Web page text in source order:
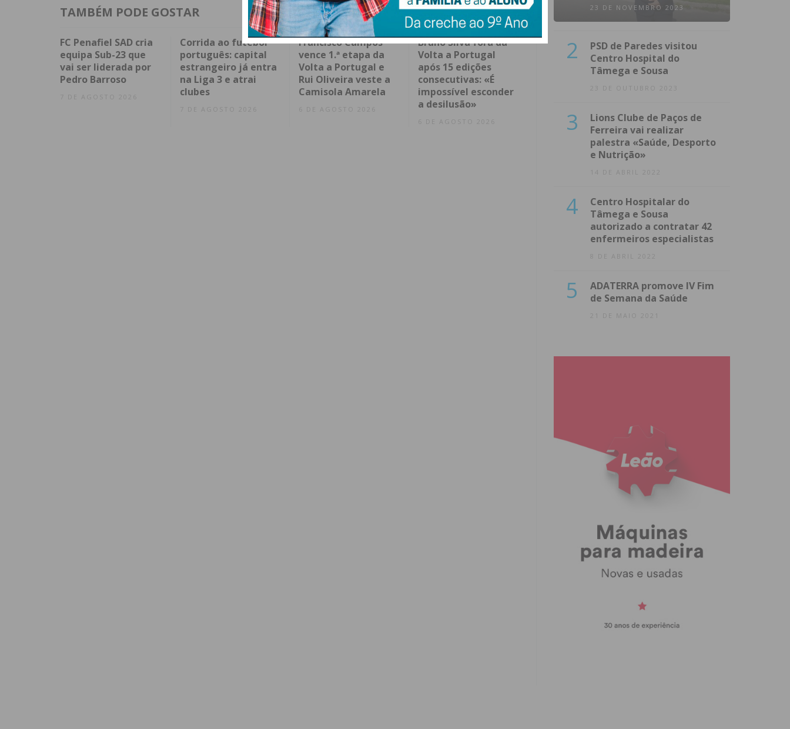
TAMBÉM PODE GOSTAR
FC Penafiel SAD cria
equipa Sub-23 que
vai ser liderada por
Pedro Barroso
7 DE AGOSTO 2026
Corrida ao futebol
português: capital
estrangeiro já entra
na Liga 3 e atrai
clubes
7 DE AGOSTO 2026
Francisco Campos
vence 1.ª etapa da
Volta a Portugal e
Rui Oliveira veste a
Camisola Amarela
6 DE AGOSTO 2026
Bruno Silva fora da
Volta a Portugal
após 15 edições
consecutivas: «É
impossível esconder
a desilusão»
6 DE AGOSTO 2026
23 DE NOVEMBRO 2023
2
PSD de Paredes visitou
Centro Hospital do
Tâmega e Sousa
23 DE OUTUBRO 2023
3
Lions Clube de Paços de
Ferreira vai realizar
palestra «Saúde, Desporto
e Nutrição»
14 DE ABRIL 2022
4
Centro Hospitalar do
Tâmega e Sousa
autorizado a contratar 42
enfermeiros especialistas
8 DE ABRIL 2022
5
ADATERRA promove IV Fim
de Semana da Saúde
21 DE MAIO 2021